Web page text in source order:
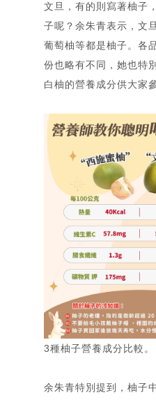
文旦，有的則寫著柚子
子呢？余朱青表示，文
葡萄柚等都是柚子。各
份也略有不同，她也特
白柚的營養成分供大家參
3種柚子營養成分比較。
余朱青特別提到，柚子